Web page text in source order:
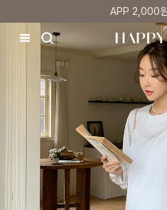
매주 리뷰어 최